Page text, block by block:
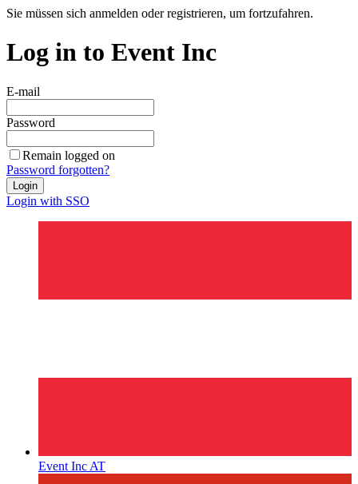
Sie müssen sich anmelden oder registrieren, um fortzufahren.
Log in to Event Inc
E-mail
Password
Remain logged on
Password forgotten?
Login
Login with SSO
Event Inc AT